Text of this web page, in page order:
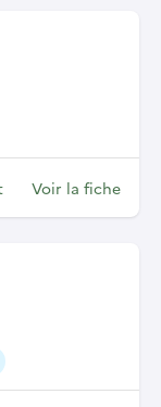
Voir la fiche